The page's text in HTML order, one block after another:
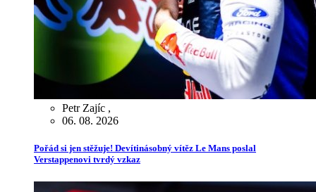
Petr Zajíc ,
06. 08. 2026
Pořád si jen stěžuje! Devítinásobný vítěz Le Mans poslal
Verstappenovi tvrdý vzkaz